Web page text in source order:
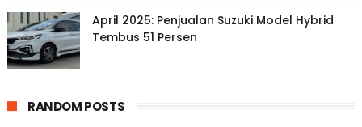
April 2025: Penjualan Suzuki Model Hybrid
Tembus 51 Persen
RANDOM POSTS